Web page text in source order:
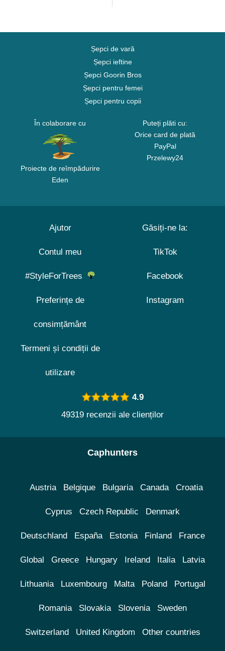
Șepci de vară
Șepci ieftine
Șepci Goorin Bros
Șepci pentru femei
Șepci pentru copii
În colaborare cu
Proiecte de reîmpădurire
Eden
Puteți plăti cu:
Orice card de plată
PayPal
Przelewy24
Ajutor
Contul meu
#StyleForTrees
Preferințe de
consimțământ
Termeni și condiții de
utilizare
Găsiți-ne la:
TikTok
Facebook
Instagram
4.9
49319 recenzii ale clienților
Caphunters
Austria Belgique Bulgaria Canada Croatia
Cyprus Czech Republic Denmark
Deutschland España Estonia Finland France
Global Greece Hungary Ireland Italia Latvia
Lithuania Luxembourg Malta Poland Portugal
Romania Slovakia Slovenia Sweden
Switzerland United Kingdom Other countries